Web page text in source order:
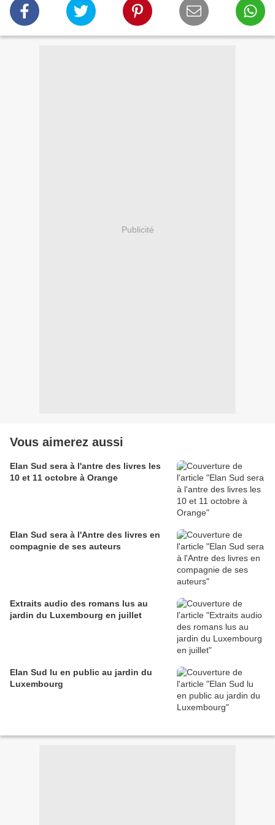
Publicité
Vous aimerez aussi
Elan Sud sera à l'antre des livres les
10 et 11 octobre à Orange
Elan Sud sera à l'Antre des livres en
compagnie de ses auteurs
Extraits audio des romans lus au
jardin du Luxembourg en juillet
Elan Sud lu en public au jardin du
Luxembourg